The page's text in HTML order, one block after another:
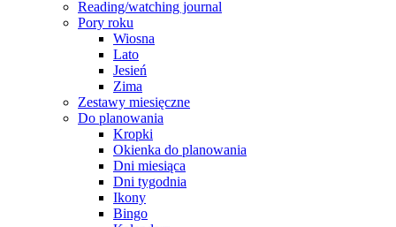
Reading/watching journal
Pory roku
Wiosna
Lato
Jesień
Zima
Zestawy miesięczne
Do planowania
Kropki
Okienka do planowania
Dni miesiąca
Dni tygodnia
Ikony
Bingo